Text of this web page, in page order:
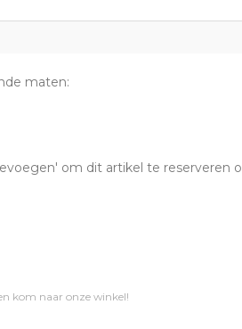
maten:
om dit artikel te reserveren
kom naar onze winkel!